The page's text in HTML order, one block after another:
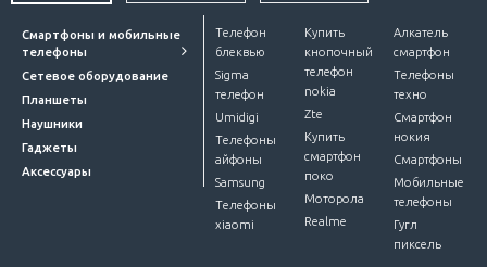
Смартфоны и мобильные
телефоны
Сетевое оборудование
Планшеты
Наушники
Гаджеты
Аксессуары
Телефон
блеквью
Sigma
телефон
Umidigi
Телефоны
айфоны
Samsung
Телефоны
xiaomi
Купить
кнопочный
телефон
nokia
Zte
Купить
смартфон
поко
Моторола
Realme
Алкатель
смартфон
Телефоны
техно
Смартфон
нокия
Смартфоны
Мобильные
телефоны
Гугл
пиксель